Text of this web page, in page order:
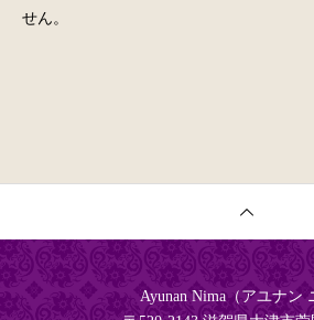
せん。
Ayunan Nima（アユナン